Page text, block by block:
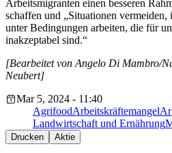
Arbeitsmigranten einen besseren
schaffen und „Situationen
unter Bedingungen arbeiten, die für
inakzeptabel sind.“
[Bearbeitet von Angelo Di Mambro/
Neubert]
Mar 5, 2024 - 11:40
AgrifoodArbeitskräftemangel
Landwirtschaft und Ernährung
Drucken Aktie